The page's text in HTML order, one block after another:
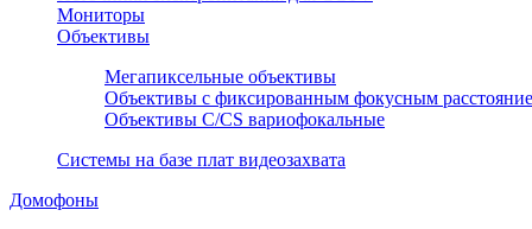
Мониторы
Объективы
Мегапиксельные объективы
Объективы с фиксированным фокусным
Объективы С/CS вариофокальные
Системы на базе плат видеозахвата
Домофоны